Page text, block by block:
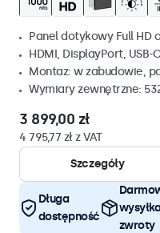
Panel dotykowy Full HD
HDMI, DisplayPort, USB-
Montaz: w zabudowie,
Wymiary zewnętrzne:
3 899,00 zł
4 795,77 zł z VAT
Szczegóły
Długa
dostępność
zwroty